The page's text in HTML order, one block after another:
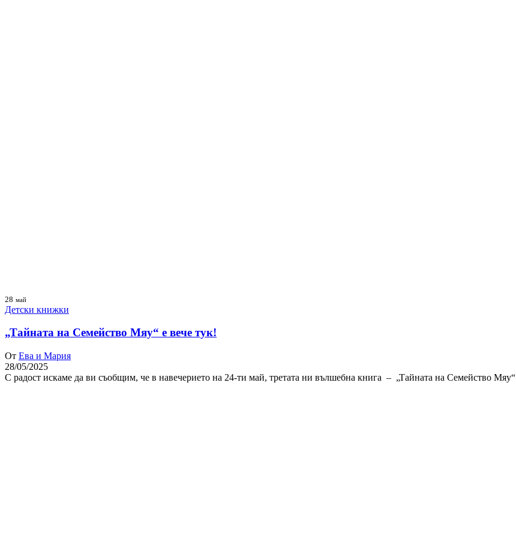
28 май
Детски книжки
„Тайната на Семейство Мяу“ e вече тук!
От Ева и Мария
28/05/2025
С радост искаме да ви съобщим, че в навечерието на 24-ти май, третата ни вълшебна книга – „Тайната на Семейство Мяу“